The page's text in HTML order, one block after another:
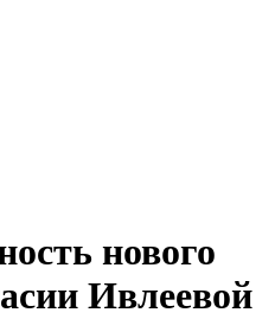
нового
Ивлеевой